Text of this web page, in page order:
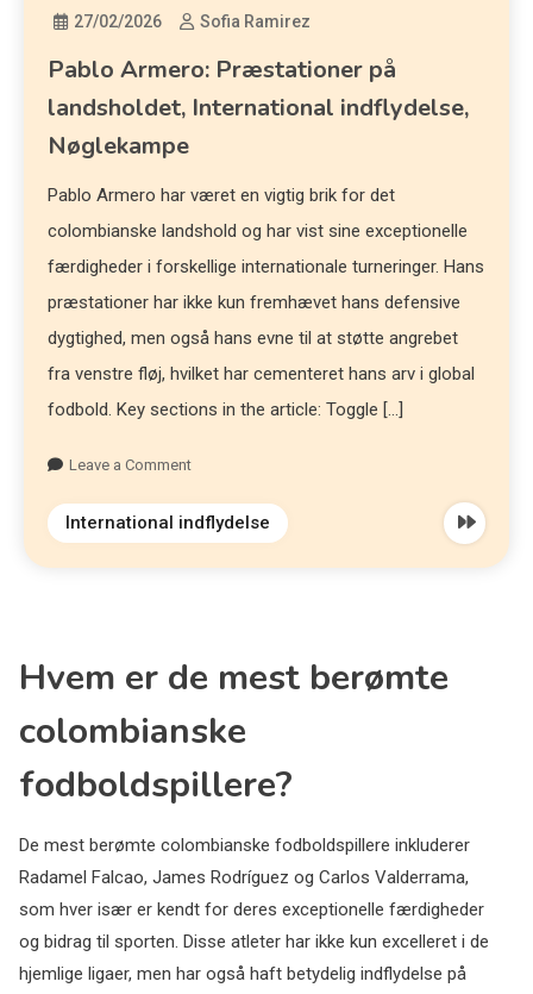
27/02/2026 Sofia Ramirez
Pablo Armero: Præstationer på
landsholdet, International indflydelse,
Nøglekampe
Pablo Armero har været en vigtig brik for det
colombianske landshold og har vist sine exceptionelle
færdigheder i forskellige internationale turneringer. Hans
præstationer har ikke kun fremhævet hans defensive
dygtighed, men også hans evne til at støtte angrebet
fra venstre fløj, hvilket har cementeret hans arv i global
fodbold. Key sections in the article: Toggle […]
Leave a Comment
International indflydelse
Hvem er de mest berømte
colombianske
fodboldspillere?
De mest berømte colombianske fodboldspillere inkluderer
Radamel Falcao, James Rodríguez og Carlos Valderrama,
som hver især er kendt for deres exceptionelle færdigheder
og bidrag til sporten. Disse atleter har ikke kun excelleret i de
hjemlige ligaer, men har også haft betydelig indflydelse på